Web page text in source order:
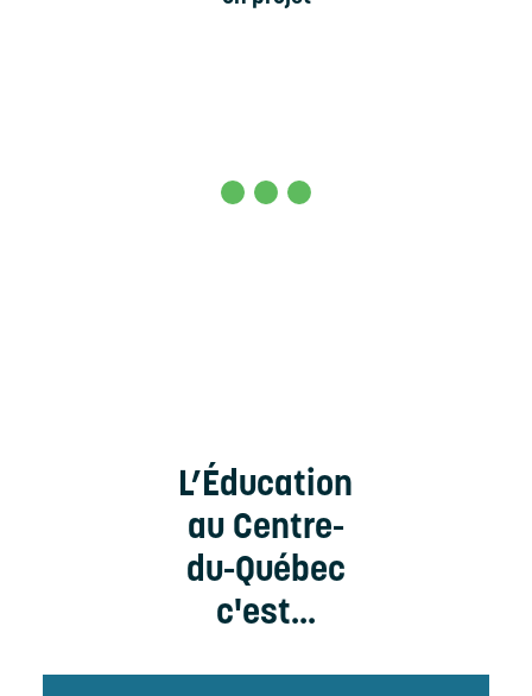
L’Éducation
au Centre-
du-Québec
c'est...